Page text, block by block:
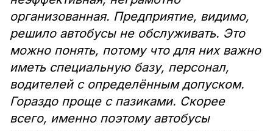
организованная. Предприятие, видимо,
решило автобусы не обслуживать. Это
можно понять, потому что для них важно
иметь специальную базу, персонал,
водителей с определённым допуском.
Гораздо проще с пазиками. Скорее
всего, именно поэтому автобусы